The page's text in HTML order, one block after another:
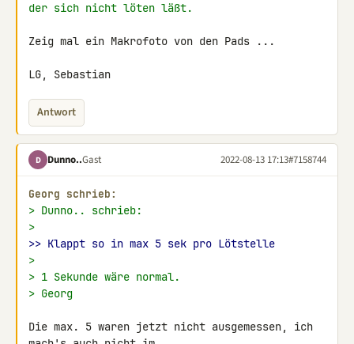
der sich nicht löten läßt.
Zeig mal ein Makrofoto von den Pads ...
LG, Sebastian
Antwort
D Dunno..Gast 2022-08-13 17:13#7158744
Georg schrieb:
> Dunno.. schrieb:
>
>> Klappt so in max 5 sek pro Lötstelle
>
> 1 Sekunde wäre normal.
> Georg
Die max. 5 waren jetzt nicht ausgemessen, ich